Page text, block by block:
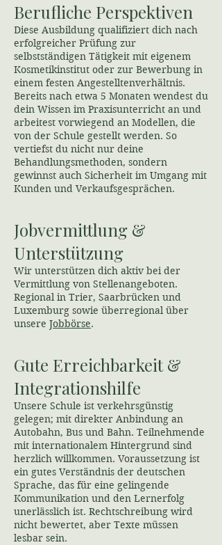
Berufliche Perspektiven
Diese Ausbildung qualifiziert dich nach
erfolgreicher Prüfung zur
selbstständigen Tätigkeit mit eigenem
Kosmetikinstitut oder zur Bewerbung in
einem festen Angestelltenverhältnis.
Bereits nach etwa 5 Monaten wendest du
dein Wissen im Praxisunterricht an und
arbeitest vorwiegend an Modellen, die
von der Schule gestellt werden. So
vertiefst du nicht nur deine
Behandlungsmethoden, sondern
gewinnst auch Sicherheit im Umgang mit
Kunden und Verkaufsgesprächen.
Jobvermittlung &
Unterstützung
Wir unterstützen dich aktiv bei der
Vermittlung von Stellenangeboten.
Regional in Trier, Saarbrücken und
Luxemburg sowie überregional über
unsere Jobbörse.
Gute Erreichbarkeit &
Integrationshilfe
Unsere Schule ist verkehrsgünstig
gelegen; mit direkter Anbindung an
Autobahn, Bus und Bahn. Teilnehmende
mit internationalem Hintergrund sind
herzlich willkommen. Voraussetzung ist
ein gutes Verständnis der deutschen
Sprache, das für eine gelingende
Kommunikation und den Lernerfolg
unerlässlich ist. Rechtschreibung wird
nicht bewertet, aber Texte müssen
lesbar sein.